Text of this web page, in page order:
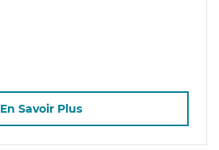
En Savoir Plus